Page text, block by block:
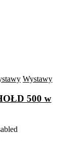
Wystawy
500 w